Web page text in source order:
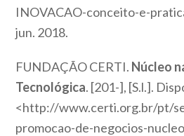
INOVACAO-conceito-e-
jun. 2018.
FUNDAÇÃO CERTI. Núcleo
Tecnológica. [201-], [S.l.].
<http://www.certi.org.br/pt/
promocao-de-negocios-